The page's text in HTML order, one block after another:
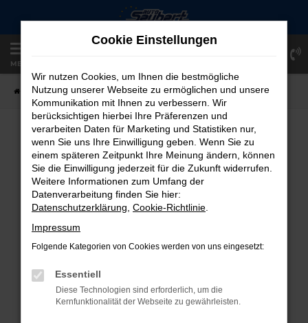
Zum
springen
MENÜ
Startseite Fahrzeugangebote Fahrzeug-Showroom
FAHRZEUG-SHOWROOM
FEHLER: NETWORK ERROR
Beim Laden ist ein Fehler aufgetreten.
Hier sind ein paar Tipps, die dir helfen können:
Überprüfe deine Firewall und deine
Internetverbindung.
Laden andere Webseiten, zum Beispiel
Cookie Einstellungen
Wir nutzen Cookies, um Ihnen die bestmögliche
Nutzung unserer Webseite zu ermöglichen und unsere
Kommunikation mit Ihnen zu verbessern. Wir
berücksichtigen hierbei Ihre Präferenzen und
verarbeiten Daten für Marketing und Statistiken nur,
wenn Sie uns Ihre Einwilligung geben. Wenn Sie zu
einem späteren Zeitpunkt Ihre Meinung ändern, können
Sie die Einwilligung jederzeit für die Zukunft widerrufen.
Weitere Informationen zum Umfang der
Datenverarbeitung finden Sie hier:
Datenschutzerklärung Cookie-Richtlinie
Impressum
Folgende Kategorien von Cookies werden von uns eingesetzt:
Essentiell
Diese Technologien sind erforderlich, um die
Kernfunktionalität der Webseite zu gewährleisten.